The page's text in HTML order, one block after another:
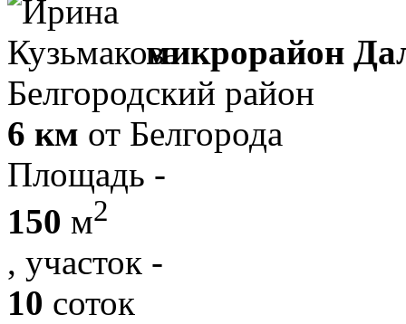
микрорайон
Белгородский район
6 км от Белгорода
Площадь -
150 м2
, участок -
10 соток